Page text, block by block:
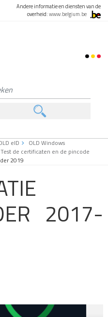
Andere informatie en diensten van de
overheid:www.belgium.be
eID
OLD Windows
Test de certificaten en de pincode
2019
2017-